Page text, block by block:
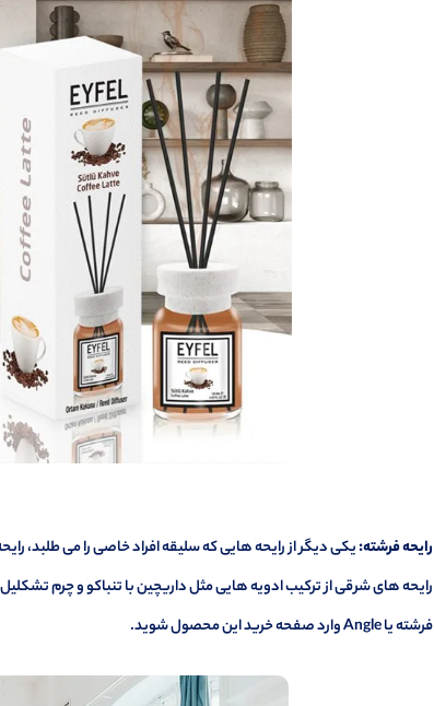
رایحه فرشته:
رایحه های شرقی از ترکیب ادویه هایی مثل داریچین با تنباکو و چرم
فرشته یا Angle
وارد صفحه خرید این محصول شوید.